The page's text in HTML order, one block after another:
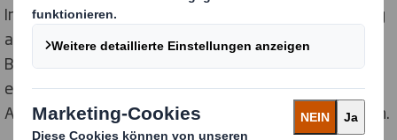
In den meisten Fällen bieten wir eine Arbeitserprobung
an. Diese findet unentgeltlich bei uns vor Ort statt. Die
Bewerber und Bewerberinnen bekommen so noch
einmal die Chance sich zu beweisen und in den
Arbeitsalltag der offenen Position direkt einzutauchen.